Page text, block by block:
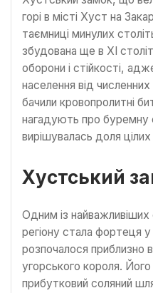
горі в місті Хуст на
таємниці минулих
збудована ще в XI
оборони і стійкості,
населення від численних
бачили кровопролитні
нагадують про буремну
вирішувалась доля цілих
Хустський
Одним із найважливіших
регіону стала фортеця
розпочалося приблизно
угорського короля.
прибутковий соляний